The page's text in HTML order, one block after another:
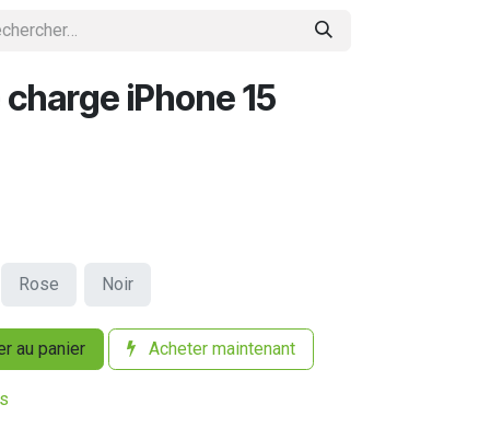
iPhone 15
Rose Noir
au panier Acheter maintenant